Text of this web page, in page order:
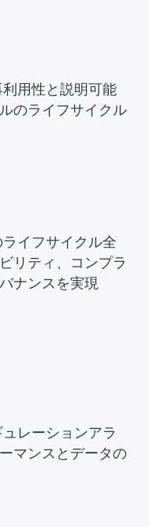
用性と説明可能
のライフサイクル
イフサイクル全
リティ、コンプラ
ナンスを実現
レーションアラ
マンスとデータの